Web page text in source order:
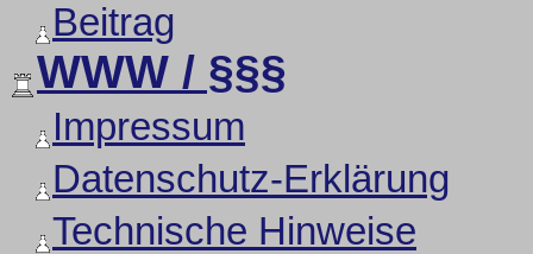
Beitrag
WWW / §§§
Impressum
Datenschutz-Erklärung
Technische Hinweise